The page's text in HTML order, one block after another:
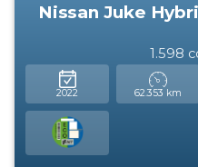
Nissan Juke
1.598
2022 62.353 km